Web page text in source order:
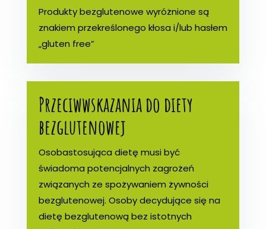
Produkty bezglutenowe wyróżnione są
znakiem przekreślonego kłosa i/lub hasłem
„gluten free”
Przeciwwskazania do diety
bezglutenowej
Osobastosująca dietę musi być
świadoma potencjalnych zagrożeń
związanych ze spożywaniem żywności
bezglutenowej. Osoby decydujące się na
dietę bezglutenową bez istotnych